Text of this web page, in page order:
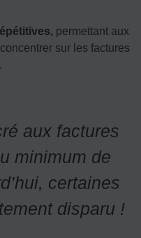
permettant aux
sur les factures
aux factures
minimum de
certaines
disparu !